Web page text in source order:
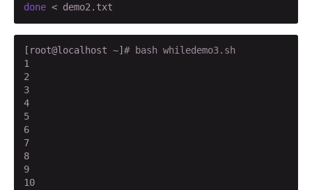
done < demo2.txt
[root@localhost ~] # bash whiledemo3.sh
1
2
3
4
5
6
7
8
9
10